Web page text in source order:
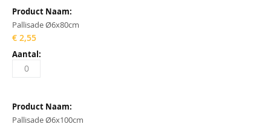
Pallisade Ø6x80cm
€ 2,55
Pallisade Ø6x100cm